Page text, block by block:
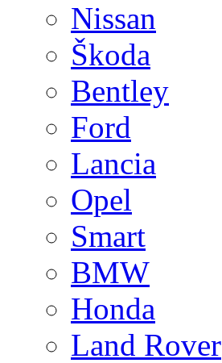
Nissan
Škoda
Bentley
Ford
Lancia
Opel
Smart
BMW
Honda
Land Rover